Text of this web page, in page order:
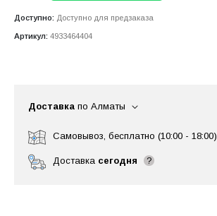
Доступно: Доступно для предзаказа
Артикул: 4933464404
Доставка по Алматы
Самовывоз, бесплатно (10:00 - 18:00)
Доставка сегодня ?